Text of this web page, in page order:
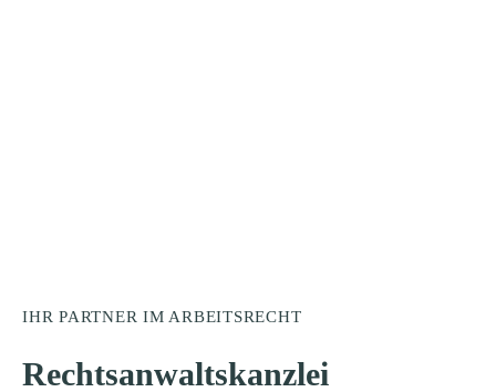
IHR PARTNER IM ARBEITSRECHT
Rechtsanwaltskanzlei